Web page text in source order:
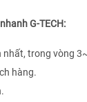
G-TECH:
trong vòng
hàng.